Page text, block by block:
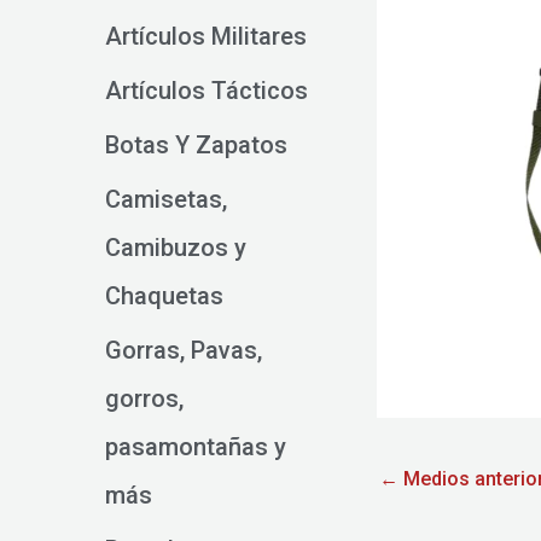
Artículos Militares
Artículos Tácticos
Botas Y Zapatos
Camisetas,
Camibuzos y
Chaquetas
Gorras, Pavas,
gorros,
pasamontañas y
más
← Medios